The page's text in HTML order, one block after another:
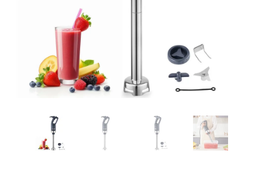
extragrande
para
fundir
cera